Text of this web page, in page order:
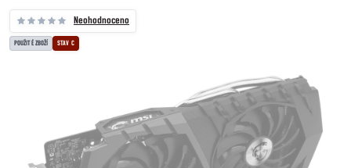
Neohodnoceno
POUŽITÉ ZBOŽÍ STAV C